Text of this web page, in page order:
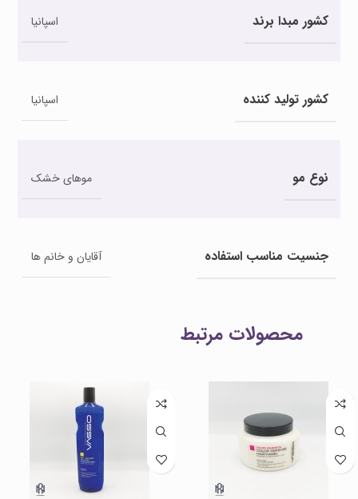
کشور مبدا برند اسپانیا
کشور تولید کننده اسپانیا
نوع مو موهای خشک
جنسیت مناسب استفاده آقایان و خانم ها
محصولات مرتبط